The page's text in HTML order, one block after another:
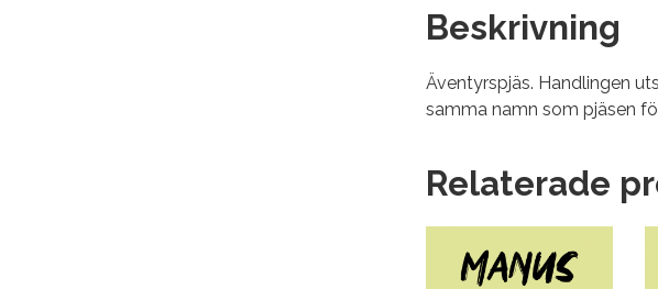
Beskrivning
Äventyrspjäs. Handlingen
samma namn som pjäsen
Relaterade